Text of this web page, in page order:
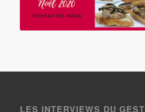
LES INTERVIEWS DU GEST